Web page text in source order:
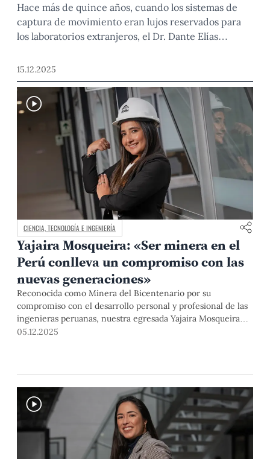
Hace más de quince años, cuando los sistemas de
captura de movimiento eran lujos reservados para
los laboratorios extranjeros, el Dr. Dante Elías
humano. Descubrió que un paso, un salto o incluso
una caída pueden convertirse en datos que ayudan
a rehabilitar, entrenar o entender lo que le […]
15.12.2025
CIENCIA, TECNOLOGÍA E INGENIERÍA
Yajaira Mosqueira: «Ser minera en el
Perú conlleva un compromiso con las
nuevas generaciones»
Reconocida como Minera del Bicentenario por su
compromiso con el desarrollo personal y profesional de las
ingenieras peruanas, nuestra egresada Yajaira Mosqueira
lidera proyectos de transformación de las operaciones de
05.12.2025